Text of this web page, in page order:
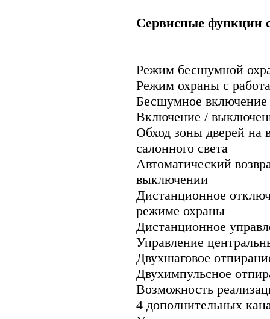
Сервисные функции
Режим бесшумной
Режим охраны с
Бесшумное
Включение /
Обход зоны дверей на
салонного света
Автоматический
выключении
Дистанционное
режиме охраны
Дистанционное
Управление
Двухшаговое
Двухимпульсное
Возможность
4 дополнительных